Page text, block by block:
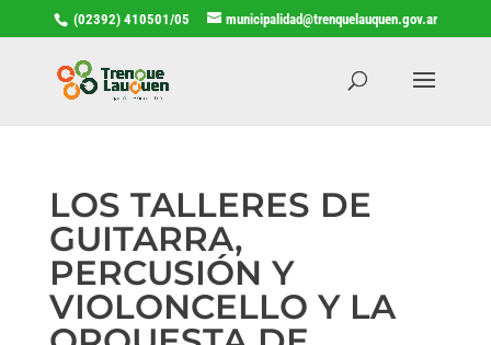
(02392) 410501/05 municipalidad@trenquelauquen.gov.ar
LOS TALLERES DE
GUITARRA,
PERCUSIÓN Y
VIOLONCELLO Y LA